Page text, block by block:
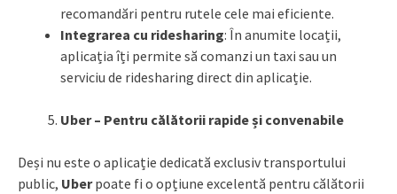
recomandări pentru rutele cele mai eficiente.
Integrarea cu ridesharing: În anumite locații,
aplicația îți permite să comanzi un taxi sau un
serviciu de ridesharing direct din aplicație.
Uber – Pentru călătorii rapide și convenabile
Deși nu este o aplicație dedicată exclusiv transportului
public, Uberpoate fi o opțiune excelentă pentru călătorii